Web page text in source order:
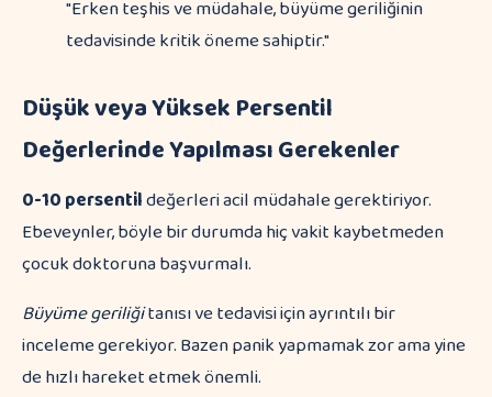
"Erken teşhis ve müdahale, büyüme geriliğinin
tedavisinde kritik öneme sahiptir."
Düşük veya Yüksek Persentil
Değerlerinde Yapılması Gerekenler
0-10 persentildeğerleri acil müdahale gerektiriyor.
Ebeveynler, böyle bir durumda hiç vakit kaybetmeden
çocuk doktoruna başvurmalı.
Büyüme geriliğitanısı ve tedavisi için ayrıntılı bir
inceleme gerekiyor. Bazen panik yapmamak zor ama yine
de hızlı hareket etmek önemli.